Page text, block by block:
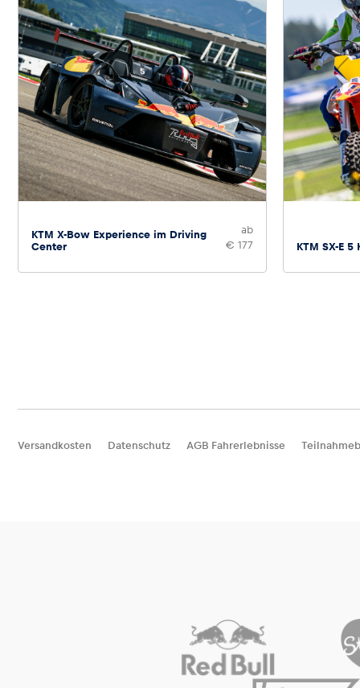
KTM X-Bow Experience im Driving
Center
ab
€ 177
KTM SX-E
Versandkosten Datenschutz AGB Fahrerlebnisse